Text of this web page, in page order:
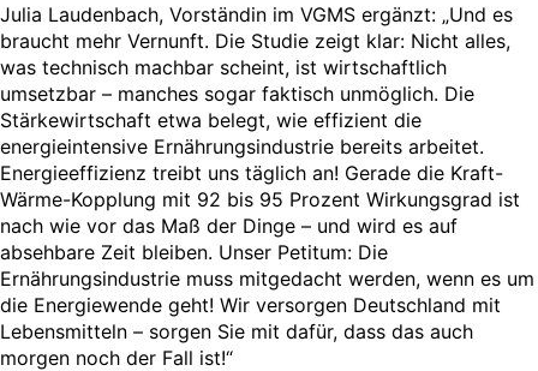
Julia Laudenbach, Vorständin im VGMS ergänzt: „Und es
braucht mehr Vernunft. Die Studie zeigt klar: Nicht alles,
was technisch machbar scheint, ist wirtschaftlich
umsetzbar – manches sogar faktisch unmöglich. Die
Stärkewirtschaft etwa belegt, wie effizient die
energieintensive Ernährungsindustrie bereits arbeitet.
Energieeffizienz treibt uns täglich an! Gerade die Kraft-
Wärme-Kopplung mit 92 bis 95 Prozent Wirkungsgrad ist
nach wie vor das Maß der Dinge – und wird es auf
absehbare Zeit bleiben. Unser Petitum: Die
Ernährungsindustrie muss mitgedacht werden, wenn es um
die Energiewende geht! Wir versorgen Deutschland mit
Lebensmitteln – sorgen Sie mit dafür, dass das auch
morgen noch der Fall ist!“